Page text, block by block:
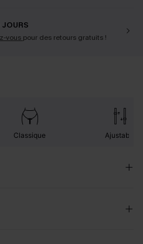
JOURS
vous pour des retours gratuits !
Classique Ajustable